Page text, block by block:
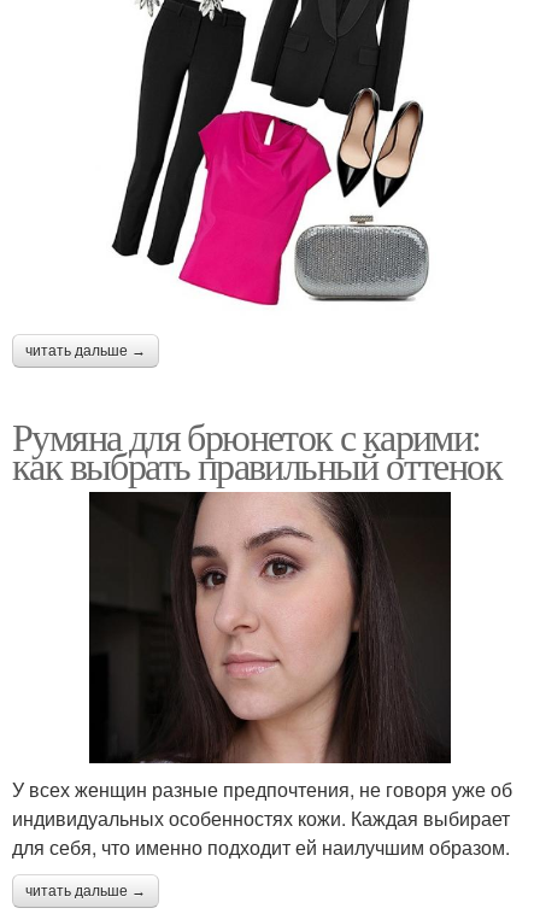
читать дальше →
Румяна для брюнеток с карими:
как выбрать правильный оттенок
У всех женщин разные предпочтения, не говоря уже об
индивидуальных особенностях кожи. Каждая выбирает
для себя, что именно подходит ей наилучшим образом.
читать дальше →